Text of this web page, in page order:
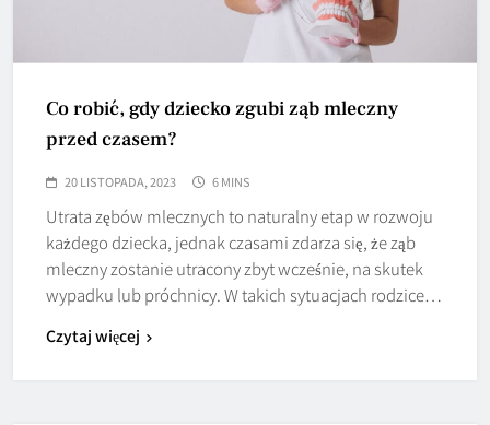
Co robić, gdy dziecko zgubi ząb mleczny
przed czasem?
20 LISTOPADA, 2023 6 MINS
Utrata zębów mlecznych to naturalny etap w rozwoju
każdego dziecka, jednak czasami zdarza się, że ząb
mleczny zostanie utracony zbyt wcześnie, na skutek
wypadku lub próchnicy. W takich sytuacjach rodzice…
Czytaj więcej